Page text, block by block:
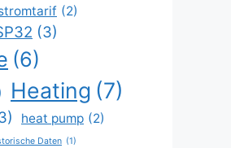
(2)
(3)
(6)
Heating (7)
heat pump (2)
Daten (1)